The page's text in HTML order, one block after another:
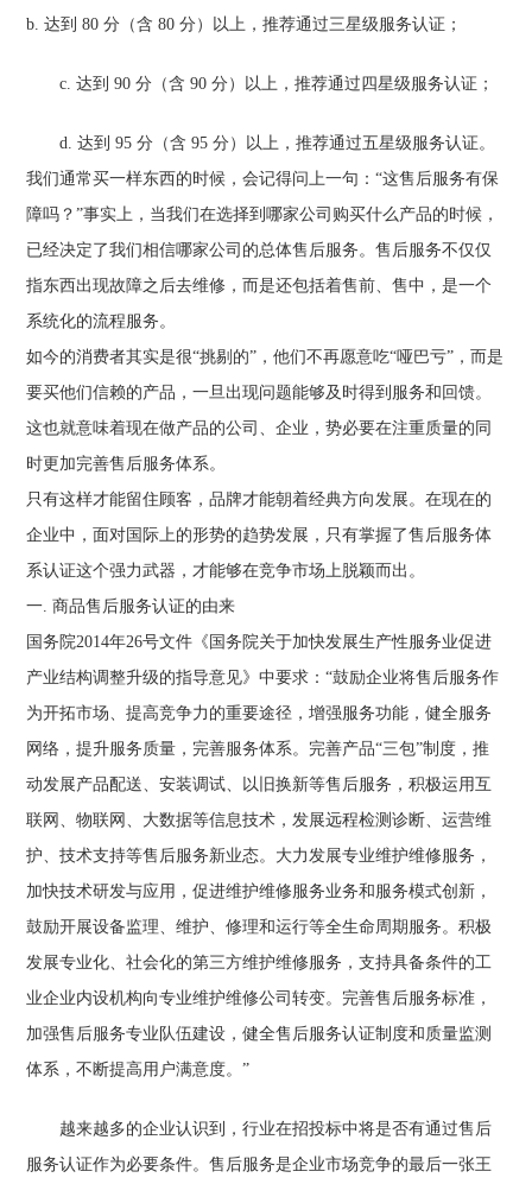
b. 达到 80 分（含 80 分）以上，推荐通过三星级服务认证；
c. 达到 90 分（含 90 分）以上，推荐通过四星级服务认证；
d. 达到 95 分（含 95 分）以上，推荐通过五星级服务认证。
我们通常买一样东西的时候，会记得问上一句：“这售后服务有保
障吗？”事实上，当我们在选择到哪家公司购买什么产品的时候，
已经决定了我们相信哪家公司的总体售后服务。售后服务不仅仅
指东西出现故障之后去维修，而是还包括着售前、售中，是一个
系统化的流程服务。
如今的消费者其实是很“挑剔的”，他们不再愿意吃“哑巴亏”，而是
要买他们信赖的产品，一旦出现问题能够及时得到服务和回馈。
这也就意味着现在做产品的公司、企业，势必要在注重质量的同
时更加完善售后服务体系。
只有这样才能留住顾客，品牌才能朝着经典方向发展。在现在的
企业中，面对国际上的形势的趋势发展，只有掌握了售后服务体
系认证这个强力武器，才能够在竞争市场上脱颖而出。
一. 商品售后服务认证的由来
国务院2014年26号文件《国务院关于加快发展生产性服务业促进
产业结构调整升级的指导意见》中要求：“鼓励企业将售后服务作
为开拓市场、提高竞争力的重要途径，增强服务功能，健全服务
网络，提升服务质量，完善服务体系。完善产品“三包”制度，推
动发展产品配送、安装调试、以旧换新等售后服务，积极运用互
联网、物联网、大数据等信息技术，发展远程检测诊断、运营维
护、技术支持等售后服务新业态。大力发展专业维护维修服务，
加快技术研发与应用，促进维护维修服务业务和服务模式创新，
鼓励开展设备监理、维护、修理和运行等全生命周期服务。积极
发展专业化、社会化的第三方维护维修服务，支持具备条件的工
业企业内设机构向专业维护维修公司转变。完善售后服务标准，
加强售后服务专业队伍建设，健全售后服务认证制度和质量监测
体系，不断提高用户满意度。”
越来越多的企业认识到，行业在招投标中将是否有通过售后
服务认证作为必要条件。售后服务是企业市场竞争的最后一张王